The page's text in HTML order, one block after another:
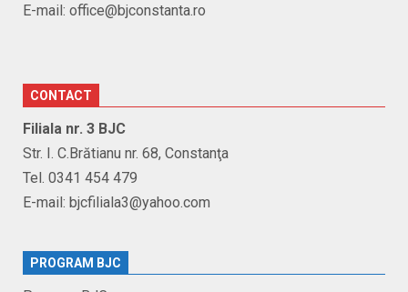
E-mail: office@bjconstanta.ro
CONTACT
Filiala nr. 3 BJC
Str. I. C.Brătianu nr. 68, Constanţa
Tel. 0341 454 479
E-mail: bjcfiliala3@yahoo.com
PROGRAM BJC